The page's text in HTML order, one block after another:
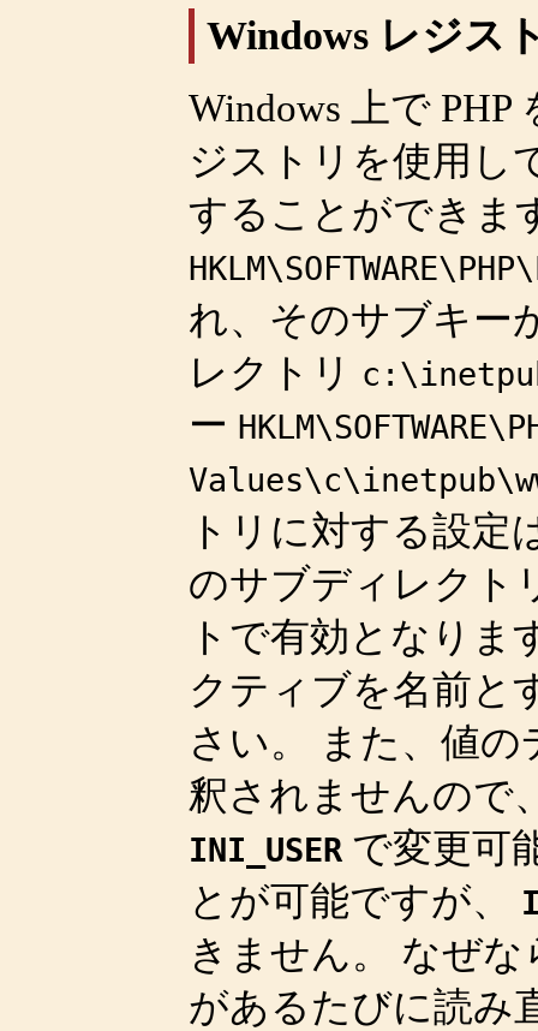
Windows レジス
Windows 上で
ジストリを使用し
することができま
れ、そのサブキー
レクトリ
ー
トリに対する設定
のサブディレクト
トで有効となりま
クティブを名前と
さい。 また、値の
釈されませんので
INI_USER で変更可
とが可能ですが、
きません。 なぜ
があるたびに読み